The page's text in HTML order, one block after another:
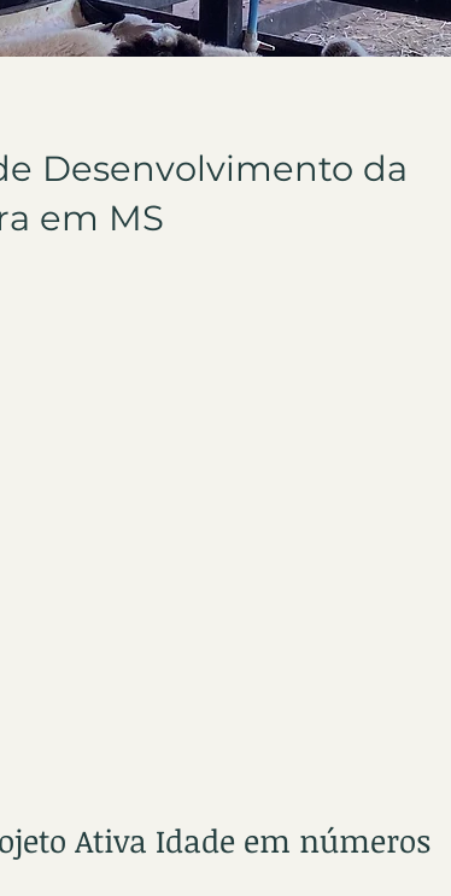
Desenvolvimento da
em MS
Ativa Idade em números